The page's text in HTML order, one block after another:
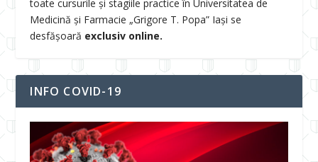
toate cursurile și stagiile practice în Universitatea de
Medicină și Farmacie „Grigore T. Popa” Iași se
desfășoară exclusiv online.
INFO COVID-19